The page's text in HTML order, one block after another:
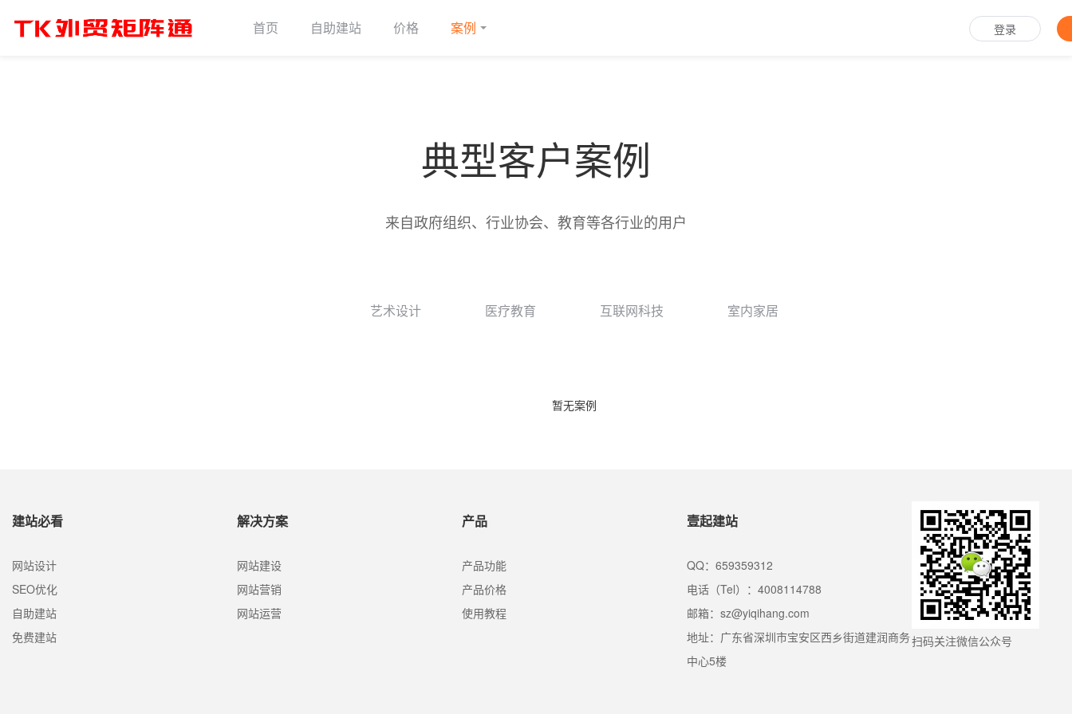
首页 自助建站 价格 案例 登录
典型客户案例
来自政府组织、行业协会、教育等各行业的用户
艺术设计 医疗教育 互联网科技 室内家居
暂无案例
建站必看
网站设计
SEO优化
自助建站
免费建站
解决方案
网站建设
网站营销
网站运营
产品
产品功能
产品价格
使用教程
壹起建站
QQ：659359312
电话（Tel）：4008114788
邮箱：sz@yiqihang.com
地址：广东省深圳市宝安区西乡街道建润商务
中心5楼
扫码关注微信公众号